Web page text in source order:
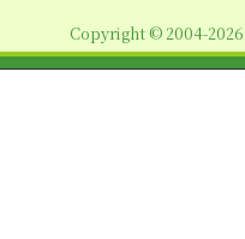
ン
Copyright © 2004-